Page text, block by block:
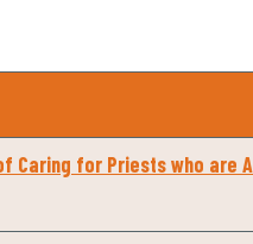
Caring for Priests who are